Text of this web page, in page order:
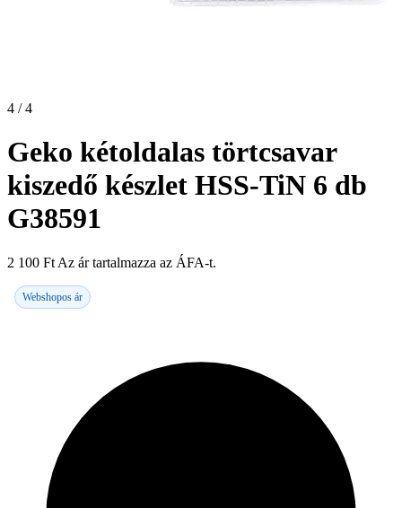
4 / 4
Geko kétoldalas törtcsavar
kiszedő készlet HSS-TiN 6 db
G38591
2 100 Ft Az ár tartalmazza az ÁFA-t.
Webshopos ár